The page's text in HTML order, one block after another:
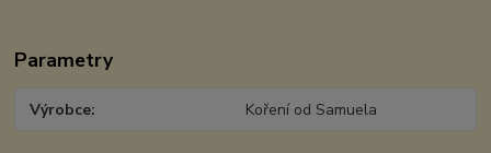
Parametry
Výrobce Koření od Samuela